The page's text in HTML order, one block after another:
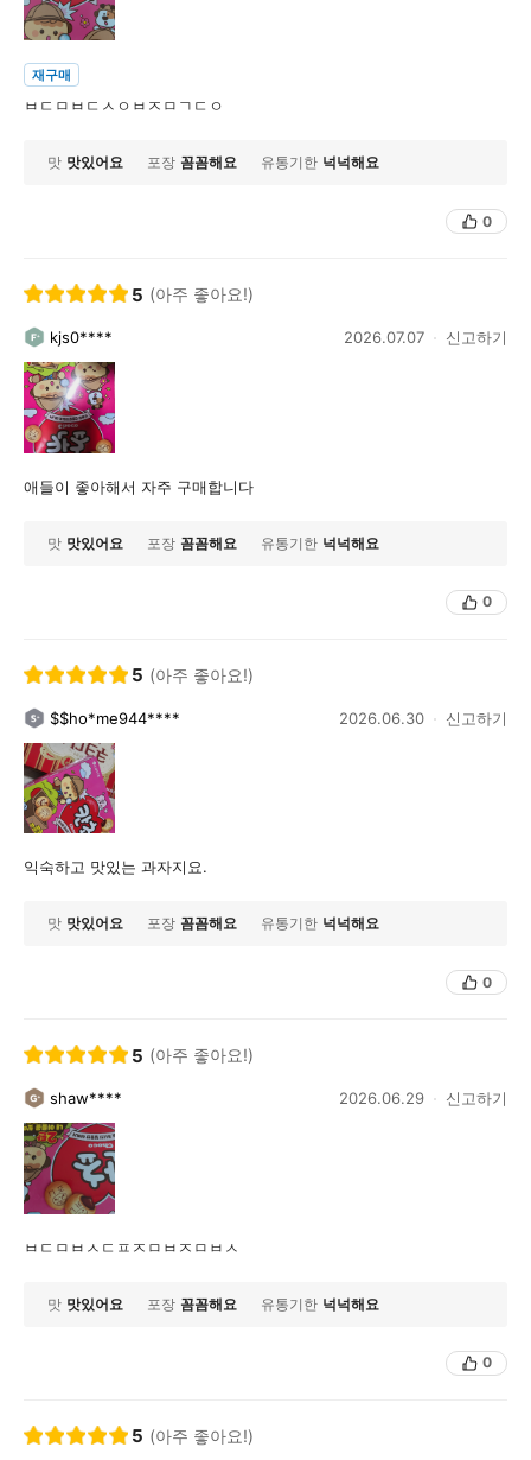
재구매
ㅂㄷㅁㅂㄷㅅㅇㅂㅈㅁㄱㄷㅇ
맛 맛있어요 포장 꼼꼼해요 유통기한 넉넉해요
0
5 (아주 좋아요!)
kjs0**** 2026.07.07 신고하기
애들이 좋아해서 자주 구매합니다
맛 맛있어요 포장 꼼꼼해요 유통기한 넉넉해요
0
5 (아주 좋아요!)
$$ho*me944**** 2026.06.30 신고하기
익숙하고 맛있는 과자지요.
맛 맛있어요 포장 꼼꼼해요 유통기한 넉넉해요
0
5 (아주 좋아요!)
shaw**** 2026.06.29 신고하기
ㅂㄷㅁㅂㅅㄷㅍㅈㅁㅂㅈㅁㅂㅅ
맛 맛있어요 포장 꼼꼼해요 유통기한 넉넉해요
0
5 (아주 좋아요!)